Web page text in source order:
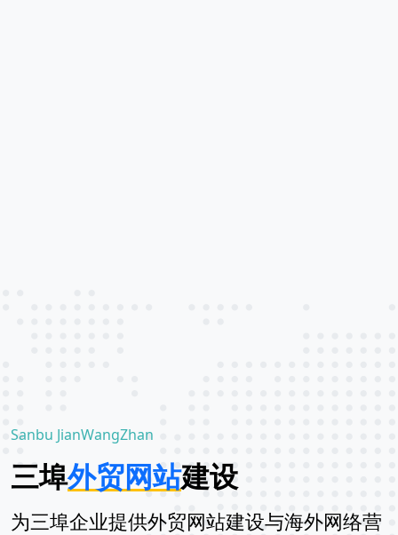
Sanbu JianWangZhan
三埠外贸网站建设
为三埠企业提供外贸网站建设与海外网络营